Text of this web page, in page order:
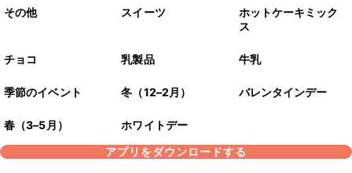
その他 スイーツ
ホットケーキミック
ス
チョコ 乳製品 牛乳
季節のイベント 冬（12–2月） バレンタインデー
春（3–5月）
ホワイトデー
アプリをダウンロードする